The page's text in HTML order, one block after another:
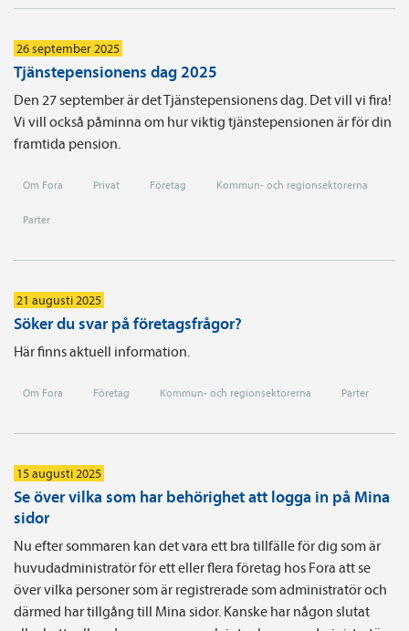
26 september 2025
Tjänstepensionens dag 2025
Den 27 september är det Tjänstepensionens dag. Det vill vi fira!
Vi vill också påminna om hur viktig tjänstepensionen är för din
framtida pension.
Om Fora Privat Företag Kommun- och regionsektorerna
Parter
21 augusti 2025
Söker du svar på företagsfrågor?
Här finns aktuell information.
Om Fora Företag Kommun- och regionsektorerna Parter
15 augusti 2025
Se över vilka som har behörighet att logga in på Mina
sidor
Nu efter sommaren kan det vara ett bra tillfälle för dig som är
huvudadministratör för ett eller flera företag hos Fora att se
över vilka personer som är registrerade som administratör och
därmed har tillgång till Mina sidor. Kanske har någon slutat